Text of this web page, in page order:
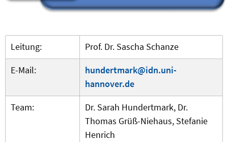
Leitung:
Prof. Dr. Sascha Schanze
E-Mail:
hundertmark@idn.uni-
hannover.de
Team:
Dr. Sarah Hundertmark, Dr.
Thomas Grüß-Niehaus, Stefanie
Henrich